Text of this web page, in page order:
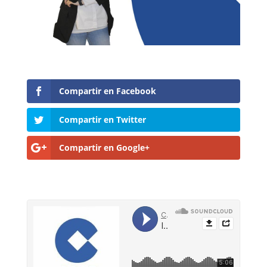
Compartir en Facebook
Compartir en Twitter
Compartir en Google+